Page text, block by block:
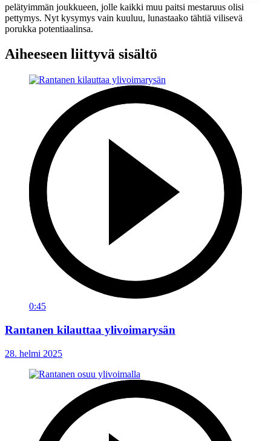
pelätyimmän joukkueen, jolle kaikki muu paitsi mestaruus olisi
pettymys. Nyt kysymys vain kuuluu, lunastaako tähtiä vilisevä
porukka potentiaalinsa.
Aiheeseen liittyvä sisältö
0:45
Rantanen kilauttaa ylivoimarysän
28. helmi 2025